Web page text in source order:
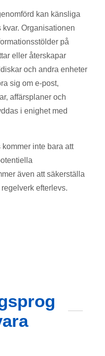
kan känsliga
Organisationen
på
eller återskapar
och andra enheter
sig om e-post,
affärsplaner och
i enighet med
inte bara att
även att säkerställa
efterlevs.